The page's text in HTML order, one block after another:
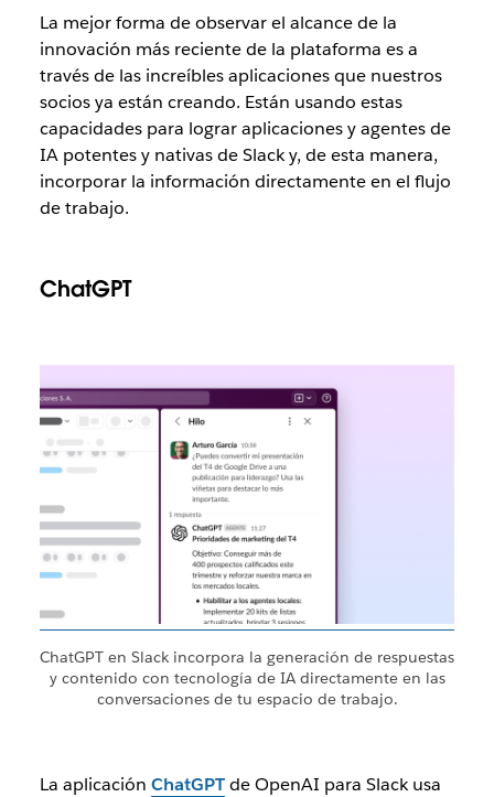
La mejor forma de observar el alcance de la
innovación más reciente de la plataforma es a
través de las increíbles aplicaciones que nuestros
socios ya están creando. Están usando estas
capacidades para lograr aplicaciones y agentes de
IA potentes y nativas de Slack y, de esta manera,
incorporar la información directamente en el flujo
de trabajo.
ChatGPT
ChatGPT en Slack incorpora la generación de respuestas
y contenido con tecnología de IA directamente en las
conversaciones de tu espacio de trabajo.
La aplicación ChatGPTde OpenAI para Slack usa